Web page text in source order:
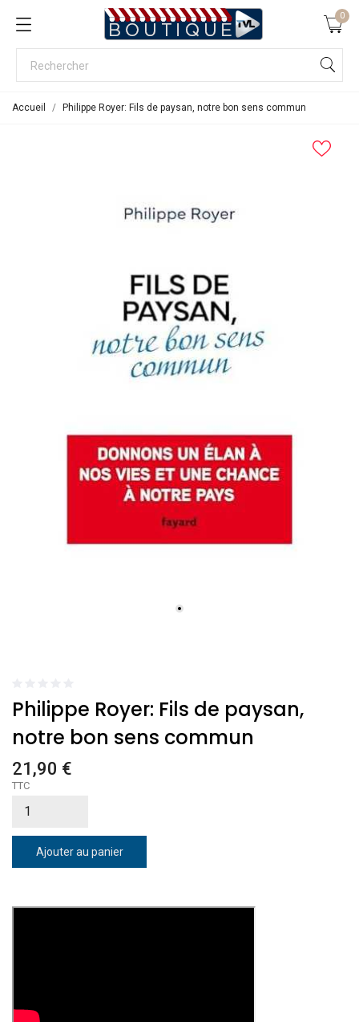
0
Accueil Philippe Royer: Fils de paysan, notre bon sens commun
Philippe Royer: Fils de paysan,
notre bon sens commun
21,90 €
TTC
Ajouter au panier